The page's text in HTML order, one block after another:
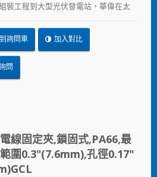
裝工程到大型光伏發電站，華偉在太
邊緣夾，提供兼顧品質與價格的解決
節省安裝時間、採用更可靠的PA12原
的環境下表現出色，延長產品使用壽
詢問車 加入對比
問
線固定夾,鎖固式,PA66,最
圍0.3"(7.6mm),孔徑0.17"